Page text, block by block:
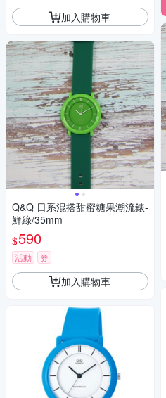
加入購物車
Q&Q 日系混搭甜蜜糖果潮流錶-
鮮綠/35mm
$590
活動 券
加入購物車